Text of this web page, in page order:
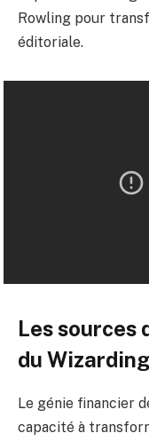
Rowling pour
éditoriale.
Les sources
du
Le génie financier
capacité à